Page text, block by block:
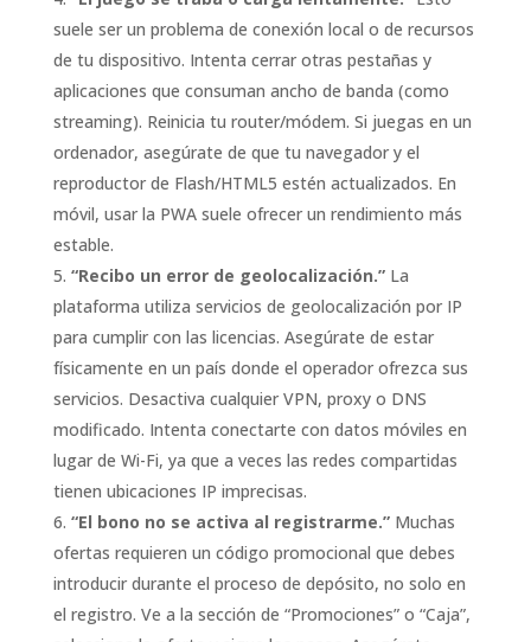
suele ser un problema de conexión local o de recursos
de tu dispositivo. Intenta cerrar otras pestañas y
aplicaciones que consuman ancho de banda (como
streaming). Reinicia tu router/módem. Si juegas en un
ordenador, asegúrate de que tu navegador y el
reproductor de Flash/HTML5 estén actualizados. En
móvil, usar la PWA suele ofrecer un rendimiento más
estable.
“Recibo un error de geolocalización.”La
plataforma utiliza servicios de geolocalización por IP
para cumplir con las licencias. Asegúrate de estar
físicamente en un país donde el operador ofrezca sus
servicios. Desactiva cualquier VPN, proxy o DNS
modificado. Intenta conectarte con datos móviles en
lugar de Wi-Fi, ya que a veces las redes compartidas
tienen ubicaciones IP imprecisas.
“El bono no se activa al registrarme.”Muchas
ofertas requieren un código promocional que debes
introducir durante el proceso de depósito, no solo en
el registro. Ve a la sección de “Promociones” o “Caja”,